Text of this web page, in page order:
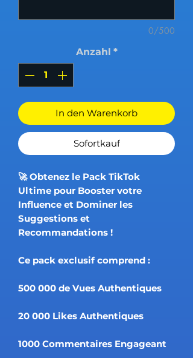
0/500
Anzahl *
In den Warenkorb
Sofortkauf
🚀 Obtenez le Pack TikTok
Ultime pour Booster votre
Influence et Dominer les
Suggestions et
Recommandations !
Ce pack exclusif comprend :
500 000 de Vues Authentiques
20 000 Likes Authentiques
1000 Commentaires Engageant